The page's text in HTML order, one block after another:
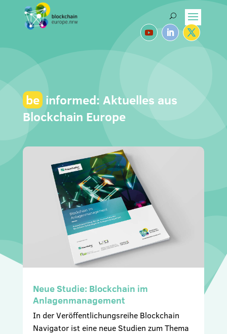
be informed: Aktuelles aus
Blockchain Europe
Neue Studie: Blockchain im
Anlagenmanagement
In der Veröffentlichungsreihe Blockchain
Navigator ist eine neue Studien zum Thema